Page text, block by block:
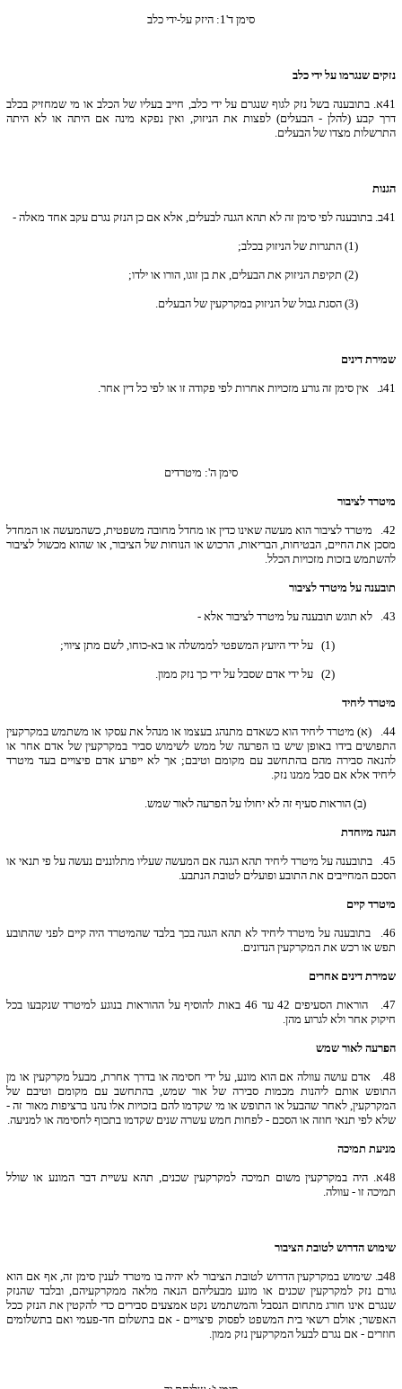
סימן ד'1: היזק על-ידי כלב
נזקים שנגרמו על ידי כלב
41א. בתובענה בשל נזק לגוף שנגרם על ידי כלב, חייב בעליו של הכלב או מי שמחזיק בכלב
דרך קבע (להלן - הבעלים) לפצות את הניזוק, ואין נפקא מינה אם היתה או לא היתה
התרשלות מצדו של הבעלים.
הגנות
41ב. בתובענה לפי סימן זה לא תהא הגנה לבעלים, אלא אם כן הנזק נגרם עקב אחד מאלה -
(1) התגרות של הניזוק בכלב;
(2) תקיפת הניזוק את הבעלים, את בן זוגו, הורו או ילדו;
(3) הסגת גבול של הניזוק במקרקעין של הבעלים.
שמירת דינים
41ג. אין סימן זה גורע מזכויות אחרות לפי פקודה זו או לפי כל דין אחר.
סימן ה': מיטרדים
מיטרד לציבור
42.
מיטרד לציבור הוא מעשה שאינו כדין או מחדל מחובה משפטית, כשהמעשה או המחדל
מסכן את החיים, הבטיחות, הבריאות, הרכוש או הנוחות של הציבור, או שהוא מכשול לציבור
להשתמש בזכות מזכויות הכלל.
תובענה על מיטרד לציבור
43. לא תוגש תובענה על מיטרד לציבור אלא -
(1) על ידי היועץ המשפטי לממשלה או בא-כוחו, לשם מתן ציווי;
(2) על ידי אדם שסבל על ידי כך נזק ממון.
מיטרד ליחיד
44.
(א) מיטרד ליחיד הוא כשאדם מתנהג בעצמו או מנהל את עסקו או משתמש במקרקעין
התפושים בידו באופן שיש בו הפרעה של ממש לשימוש סביר במקרקעין של אדם אחר או
להנאה סבירה מהם בהתחשב עם מקומם וטיבם; אך לא ייפרע אדם פיצויים בעד מיטרד
ליחיד אלא אם סבל ממנו נזק.
(ב) הוראות סעיף זה לא יחולו על הפרעה לאור שמש.
הגנה מיוחדת
45.
בתובענה על מיטרד ליחיד תהא הגנה אם המעשה שעליו מתלוננים נעשה על פי תנאי או
הסכם המחייבים את התובע ופועלים לטובת הנתבע.
מיטרד קיים
46.
בתובענה על מיטרד ליחיד לא תהא הגנה בכך בלבד שהמיטרד היה קיים לפני שהתובע
תפש או רכש את המקרקעין הנדונים.
שמירת דינים אחרים
47.
הוראות הסעיפים 42 עד 46 באות להוסיף על ההוראות בנוגע למיטרד שנקבעו בכל
חיקוק אחר ולא לגרוע מהן.
הפרעה לאור שמש
48.
אדם עושה עוולה אם הוא מונע, על ידי חסימה או בדרך אחרת, מבעל מקרקעין או מן
התופש אותם ליהנות מכמות סבירה של אור שמש, בהתחשב עם מקומם וטיבם של
המקרקעין, לאחר שהבעל או התופש או מי שקדמו להם בזכויות אלו נהנו ברציפות מאור זה -
שלא לפי תנאי חוזה או הסכם - לפחות חמש עשרה שנים שקדמו בתכוף לחסימה או למניעה.
מניעת תמיכה
48א. היה במקרקעין משום תמיכה למקרקעין שכנים, תהא עשיית דבר המונע או שולל
תמיכה זו - עוולה.
שימוש הדרוש לטובת הציבור
48ב. שימוש במקרקעין הדרוש לטובת הציבור לא יהיה בו מיטרד לענין סימן זה, אף אם הוא
גורם נזק למקרקעין שכנים או מונע מבעליהם הנאה מלאה ממקרקעיהם, ובלבד שהנזק
שנגרם אינו חורג מתחום הנסבל והמשתמש נקט אמצעים סבירים כדי להקטין את הנזק ככל
האפשר; אולם רשאי בית המשפט לפסוק פיצויים - אם בתשלום חד-פעמי ואם בתשלומים
חוזרים - אם נגרם לבעל המקרקעין נזק ממון.